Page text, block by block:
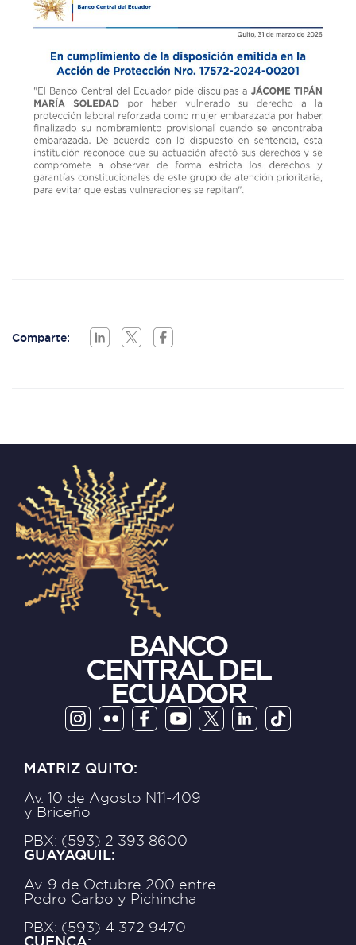
Comparte:
BANCO
CENTRAL DEL
ECUADOR
MATRIZ QUITO:
Av. 10 de Agosto N11-409
y Briceño
PBX: (593) 2 393 8600
GUAYAQUIL:
Av. 9 de Octubre 200 entre
Pedro Carbo y Pichincha
PBX: (593) 4 372 9470
CUENCA: